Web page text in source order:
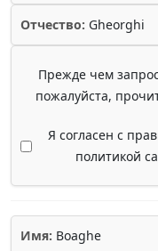
Отчество: Gheorghi
Прежде чем
пожалуйста,
Я согласен с
политикой
Имя: Boaghe